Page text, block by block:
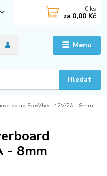
Menu
Hledat
0 ks
za 0,00 Kč
EcoWheel 42V/2A - 8mm
- 8mm